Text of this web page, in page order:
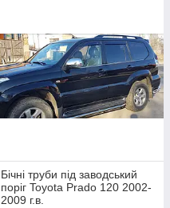
Бічні труби під заводський
поріг Toyota Prado 120 2002-
2009 г.в.